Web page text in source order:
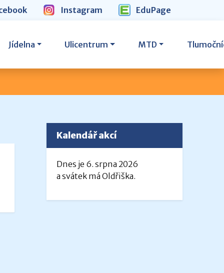
Instagram EduPage
Jídelna Ulicentrum MTD
Kalendář akcí
Dnes je 6. srpna 2026
a svátek má Oldřiška.